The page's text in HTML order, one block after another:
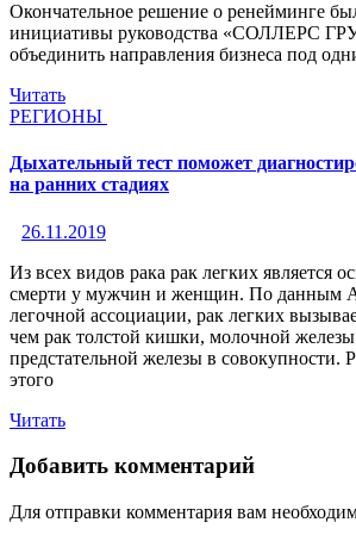
Окончательное решение о ренейминге
инициативы руководства «СОЛЛЕРС
объединить направления бизнеса под
Читать
РЕГИОНЫ
Дыхательный тест поможет
на ранних стадиях
26.11.2019
Из всех видов рака рак легких является
смерти у мужчин и женщин. По данным
легочной ассоциации, рак легких
чем рак толстой кишки, молочной
предстательной железы в совокупности.
этого
Читать
Добавить комментарий
Для отправки комментария вам